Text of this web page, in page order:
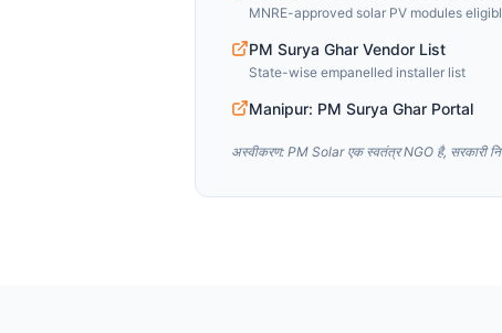
MNRE-approved solar PV modules
PM Surya Ghar Vendor List
State-wise empanelled installer list
Manipur: PM Surya Ghar Portal
अस्वीकरण: PM Solar एक स्वतंत्र NGO है, सरकारी